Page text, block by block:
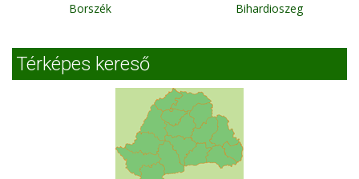
Borszék
Bihardioszeg
Térképes kereső